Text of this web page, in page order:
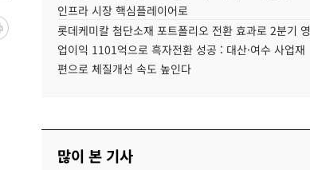
인프라 시장 핵심플레이어로
롯데케미칼 첨단소재 포트폴리오 전환 효과로 2분기 영
업이익 1101억으로 흑자전환 성공 : 대산·여수 사업재
편으로 체질개선 속도 높인다
많이 본 기사